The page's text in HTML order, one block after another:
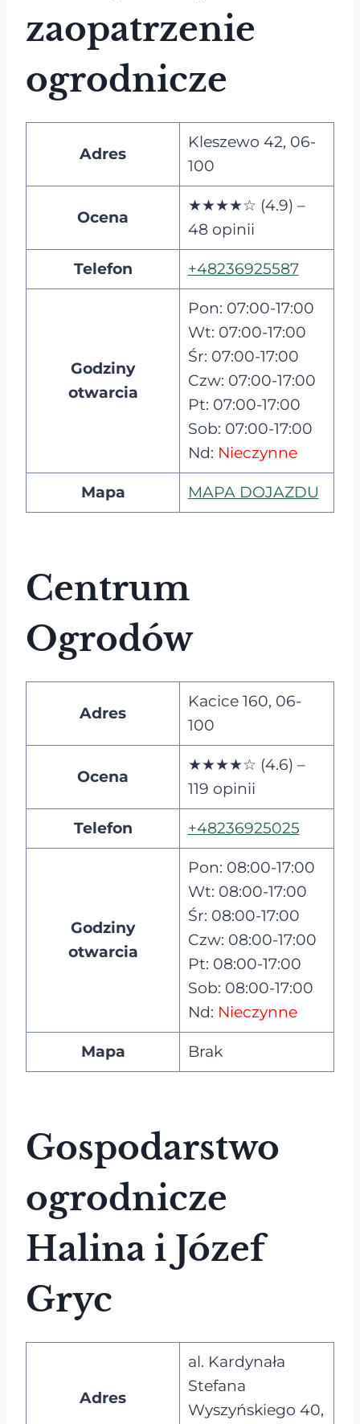
zaopatrzenie
ogrodnicze
Adres
Kleszewo 42, 06-
100
Ocena
★★★★☆ (4.9) –
48 opinii
Telefon +48236925587
Godziny
otwarcia
Pon: 07:00-17:00
Wt: 07:00-17:00
Śr: 07:00-17:00
Czw: 07:00-17:00
Pt: 07:00-17:00
Sob: 07:00-17:00
Nd: Nieczynne
Mapa MAPA DOJAZDU
Centrum
Ogrodów
Adres
Kacice 160, 06-
100
Ocena
★★★★☆ (4.6) –
119 opinii
Telefon +48236925025
Godziny
otwarcia
Pon: 08:00-17:00
Wt: 08:00-17:00
Śr: 08:00-17:00
Czw: 08:00-17:00
Pt: 08:00-17:00
Sob: 08:00-17:00
Nd: Nieczynne
Mapa Brak
Gospodarstwo
ogrodnicze
Halina i Józef
Gryc
Adres
al. Kardynała
Stefana
Wyszyńskiego 40,